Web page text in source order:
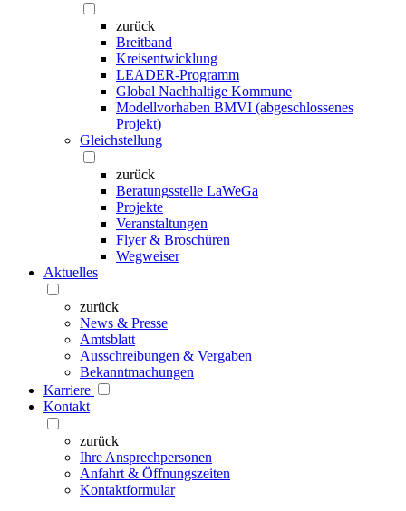
zurück
Breitband
Kreisentwicklung
LEADER-Programm
Global Nachhaltige Kommune
Modellvorhaben BMVI (abgeschlossenes
Projekt)
Gleichstellung
zurück
Beratungsstelle LaWeGa
Projekte
Veranstaltungen
Flyer & Broschüren
Wegweiser
Aktuelles
zurück
News & Presse
Amtsblatt
Ausschreibungen & Vergaben
Bekanntmachungen
Karriere
Kontakt
zurück
Ihre Ansprechpersonen
Anfahrt & Öffnungszeiten
Kontaktformular